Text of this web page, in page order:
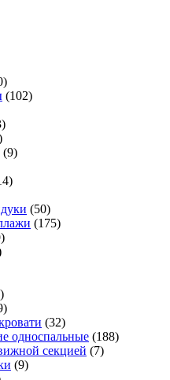
(102)
(9)
(50)
(175)
(32)
односпальные (188)
секцией (7)
(9)